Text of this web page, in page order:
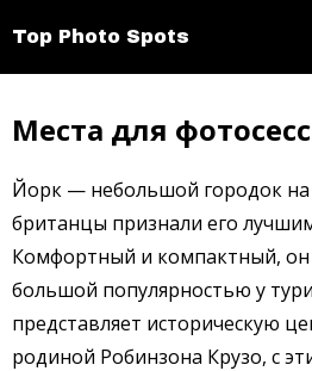
Top Photo Spots
Места для
Йорк — небольшой городок на
британцы признали его
Комфортный и компактный, он
большой популярностью у
представляет историческую
родиной Робинзона Крузо, с